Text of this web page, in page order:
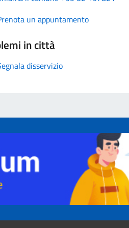
un appuntamento
in città
disservizio